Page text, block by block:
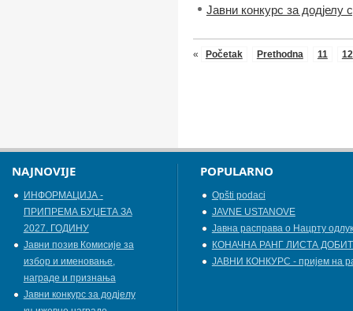
Јавни конкурс за додјелу
« Početak Prethodna 11 12
NAJNOVIJE
ИНФОРМАЦИЈА -
ПРИПРЕМА БУЏЕТА ЗА
2027. ГОДИНУ
Jавни позив Комисије за
избор и именовање,
награде и признања
Јавни конкурс за додјелу
POPULARNO
Opšti podaci
JAVNE USTANOVE
Јавна расправа о Нацрту
КОНАЧНА РАНГ ЛИСТА
ЈАВНИ КОНКУРС - пријем на